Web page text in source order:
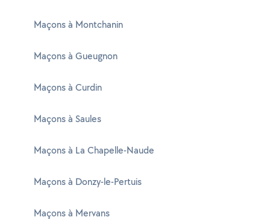
Maçons à Montchanin
Maçons à Gueugnon
Maçons à Curdin
Maçons à Saules
Maçons à La Chapelle-Naude
Maçons à Donzy-le-Pertuis
Maçons à Mervans